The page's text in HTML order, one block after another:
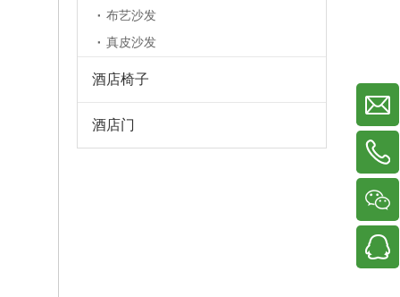
布艺沙发
真皮沙发
酒店椅子
酒店门